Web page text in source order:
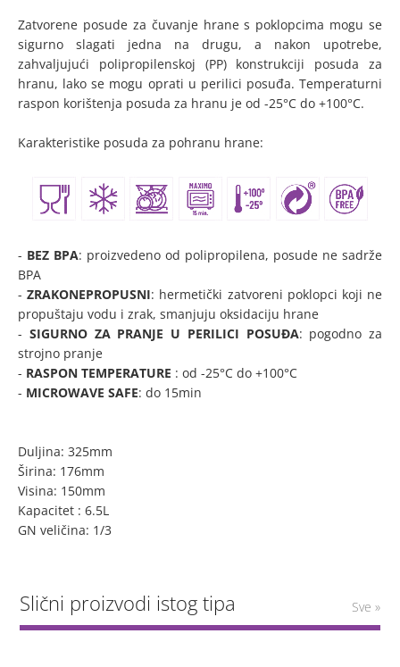
Zatvorene posude za čuvanje hrane s poklopcima mogu se
sigurno slagati jedna na drugu, a nakon upotrebe,
zahvaljujući polipropilenskoj (PP) konstrukciji posuda za
hranu, lako se mogu oprati u perilici posuđa. Temperaturni
raspon korištenja posuda za hranu je od -25°C do +100°C.
Karakteristike posuda za pohranu hrane:
- BEZ BPA: proizvedeno od polipropilena, posude ne sadrže
BPA
-ZRAKONEPROPUSNI: hermetički zatvoreni poklopci koji ne
propuštaju vodu i zrak, smanjuju oksidaciju hrane
- SIGURNO ZA PRANJE U PERILICI POSUĐA: pogodno za
strojno pranje
- RASPON TEMPERATURE : od -25°C do +100°C
- MICROWAVE SAFE: do 15min
Duljina: 325mm
Širina: 176mm
Visina: 150mm
Kapacitet : 6.5L
GN veličina: 1/3
Slični proizvodi istog tipa Sve »